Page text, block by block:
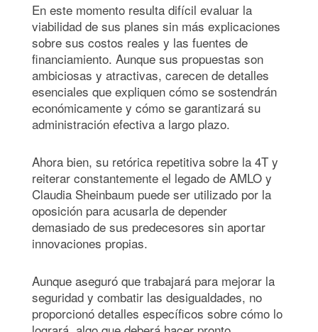
En este momento resulta difícil evaluar la
viabilidad de sus planes sin más explicaciones
sobre sus costos reales y las fuentes de
financiamiento. Aunque sus propuestas son
ambiciosas y atractivas, carecen de detalles
esenciales que expliquen cómo se sostendrán
económicamente y cómo se garantizará su
administración efectiva a largo plazo.
Ahora bien, su retórica repetitiva sobre la 4T y
reiterar constantemente el legado de AMLO y
Claudia Sheinbaum puede ser utilizado por la
oposición para acusarla de depender
demasiado de sus predecesores sin aportar
innovaciones propias.
Aunque aseguró que trabajará para mejorar la
seguridad y combatir las desigualdades, no
proporcionó detalles específicos sobre cómo lo